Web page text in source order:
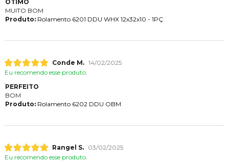
ÓTIMO
MUITO BOM
Produto:Rolamento 6201 DDU WHX 12x32x10 - 1PÇ
Conde M. 14/02/2025
Eu recomendo esse produto.
PERFEITO
BOM
Produto:Rolamento 6202 DDU OBM
Rangel S.
03/02/2025
Eu recomendo esse produto.